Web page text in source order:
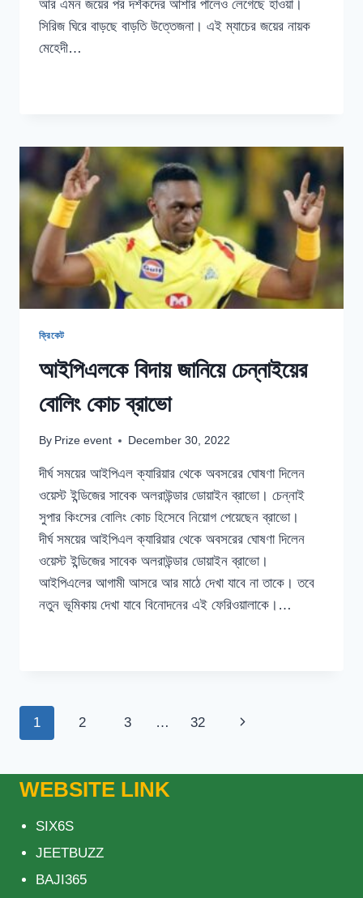
আর এমন জয়ের পর দর্শকদের আশার পালেও লেগেছে হাওয়া।
সিরিজ ঘিরে বাড়ছে বাড়তি উত্তেজনা। এই ম্যাচের জয়ের নায়ক
মেহেদী…
মিরাজ
কি
বললেন?
ক্রিকেট
আইপিএলকে বিদায় জানিয়ে চেন্নাইয়ের
বোলিং কোচ ব্রাভো
By Prize event December 30, 2022
দীর্ঘ সময়ের আইপিএল ক্যারিয়ার থেকে অবসরের ঘোষণা দিলেন
ওয়েস্ট ইন্ডিজের সাবেক অলরাউন্ডার ডোয়াইন ব্রাভো। চেন্নাই
সুপার কিংসের বোলিং কোচ হিসেবে নিয়োগ পেয়েছেন ব্রাভো।
দীর্ঘ সময়ের আইপিএল ক্যারিয়ার থেকে অবসরের ঘোষণা দিলেন
ওয়েস্ট ইন্ডিজের সাবেক অলরাউন্ডার ডোয়াইন ব্রাভো।
আইপিএলের আগামী আসরে আর মাঠে দেখা যাবে না তাকে। তবে
নতুন ভূমিকায় দেখা যাবে বিনোদনের এই ফেরিওয়ালাকে।…
কোচ
Page
1 2 3 … 32
Next
WEBSITE LINK
SIX6S
JEETBUZZ
BAJI365